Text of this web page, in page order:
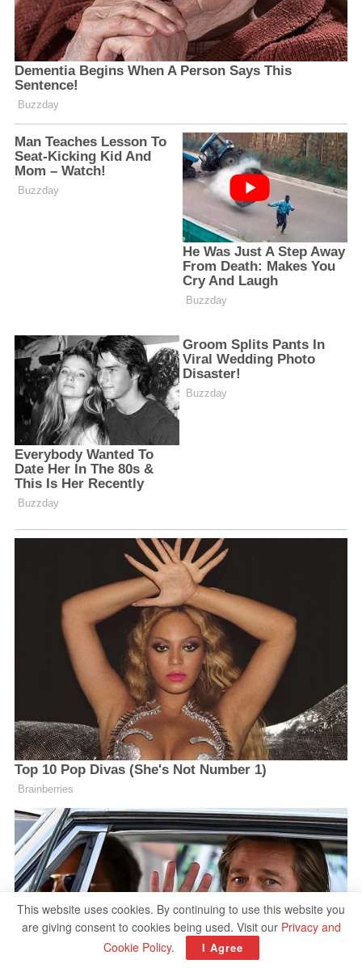
This website uses cookies. By continuing to use this website you
are giving consent to cookies being used. Visit our Privacy and
Cookie Policy. I Agree